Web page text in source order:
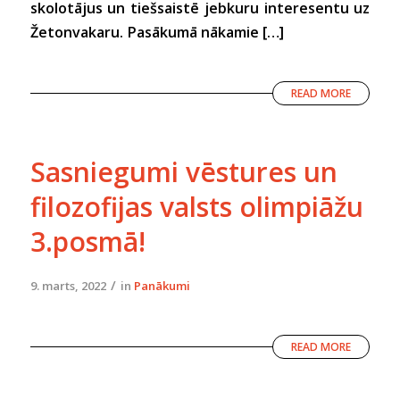
skolotājus un tiešsaistē jebkuru interesentu uz
Žetonvakaru. Pasākumā nākamie […]
READ MORE
Sasniegumi vēstures un
filozofijas valsts olimpiāžu
3.posmā!
9. marts, 2022 / in Panākumi
READ MORE